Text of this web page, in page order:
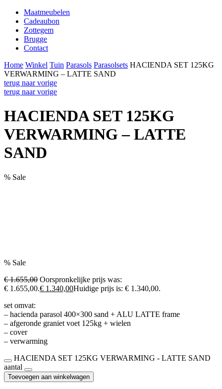
Maatmeubelen
Cadeaubon
Zottegem
Brugge
Contact
Home Winkel Tuin Parasols Parasolsets HACIENDA SET 125KG
VERWARMING – LATTE SAND
terug naar vorige
terug naar vorige
HACIENDA SET 125KG
VERWARMING – LATTE
SAND
% Sale
% Sale
€ 1.655,00 Oorspronkelijke prijs was:
€ 1.655,00.€ 1.340,00Huidige prijs is: € 1.340,00.
set omvat:
– hacienda parasol 400×300 sand + ALU LATTE frame
– afgeronde graniet voet 125kg + wielen
– cover
– verwarming
HACIENDA SET 125KG VERWARMING - LATTE SAND
aantal
Toevoegen aan winkelwagen